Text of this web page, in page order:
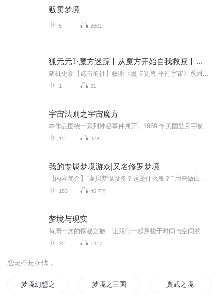
贩卖梦境
5 2601
狐元元1·魔方迷踪丨从魔方开始自我救赎丨多特熊20
1 21
宇宙法则之宇宙魔方
12 972
我的专属梦境游戏|又名修罗梦境
153 46.7万
梦境与现实
32 1917
您是不是在找：
梦境幻想之时空魔方 梦境之三国 真武之境